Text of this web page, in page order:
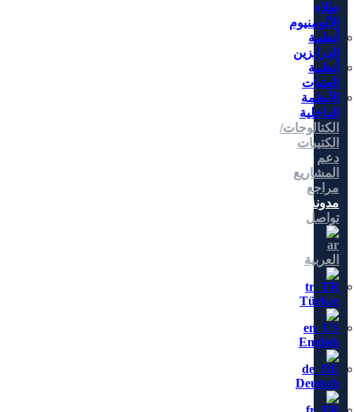
طلاء
الألومنيوم
أنظمة
الدرابزين
أنظمة
العتبات
الأنظمة
الداخلية
الكتالوجات/
الكتيبات
دعم
المشاريع
مراجع
مدونة
تواصل
العربية
Türkçe
English
Deutsch